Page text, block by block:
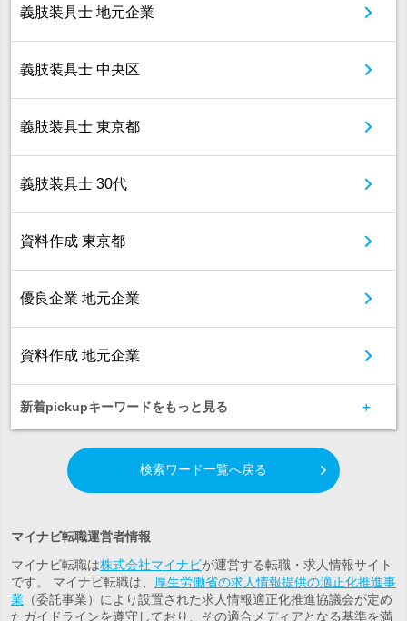
義肢装具士 地元企業
義肢装具士 中央区
義肢装具士 東京都
義肢装具士 30代
資料作成 東京都
優良企業 地元企業
資料作成 地元企業
新着pickupキーワードをもっと見る
検索ワード一覧へ戻る
マイナビ転職運営者情報
マイナビ転職は株式会社マイナビが運営する転職・求人情報サイト
です。 マイナビ転職は、
厚生労働省の求人情報提供の適正化推進事
業 （委託事業）により設置された求人情報適正化推進協議会が定め
たガイドラインを遵守しており、その適合メディアとなる基準を満